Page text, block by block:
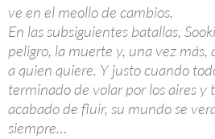
ve en el meollo de cambios.
En las subsiguientes batallas,
peligro, la muerte y, una vez más,
a quien quiere. Y justo cuando
terminado de volar por los aires y
acabado de fluir, su mundo se
siempre…